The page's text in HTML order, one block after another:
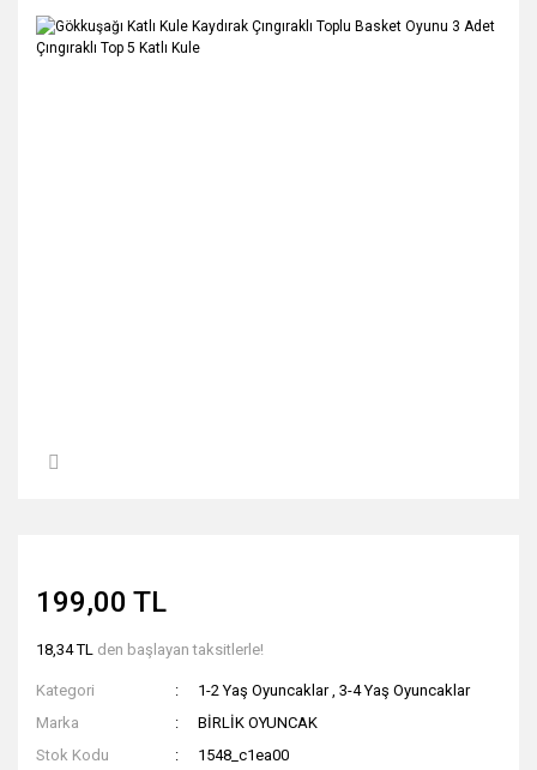
199,00 TL
18,34 TL den başlayan taksitlerle!
Kategori 1-2 Yaş Oyuncaklar ,3-4 Yaş Oyuncaklar
Marka
BİRLİK OYUNCAK
Stok Kodu
1548_c1ea00